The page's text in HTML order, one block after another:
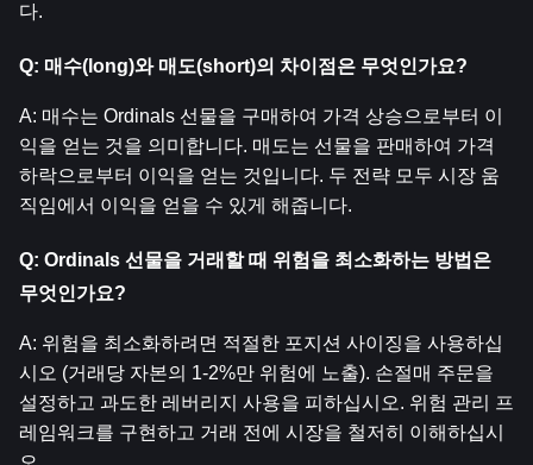
다.
Q: 매수(long)와 매도(short)의 차이점은 무엇인가요?
A: 매수는 Ordinals 선물을 구매하여 가격 상승으로부터 이
익을 얻는 것을 의미합니다. 매도는 선물을 판매하여 가격
하락으로부터 이익을 얻는 것입니다. 두 전략 모두 시장 움
직임에서 이익을 얻을 수 있게 해줍니다.
Q: Ordinals 선물을 거래할 때 위험을 최소화하는 방법은
무엇인가요?
A: 위험을 최소화하려면 적절한 포지션 사이징을 사용하십
시오 (거래당 자본의 1-2%만 위험에 노출). 손절매 주문을
설정하고 과도한 레버리지 사용을 피하십시오. 위험 관리 프
레임워크를 구현하고 거래 전에 시장을 철저히 이해하십시